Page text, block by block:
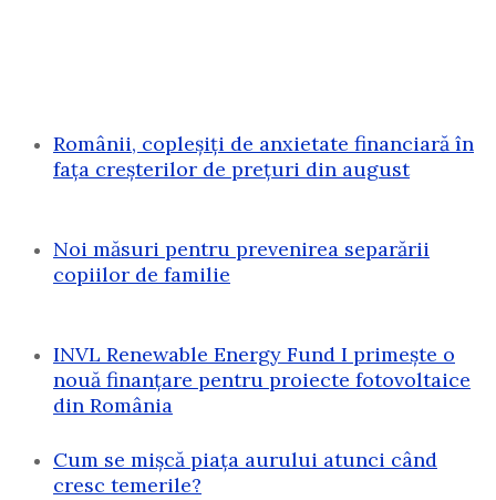
Românii, copleșiți de anxietate financiară în
fața creșterilor de prețuri din august
Noi măsuri pentru prevenirea separării
copiilor de familie
INVL Renewable Energy Fund I primește o
nouă finanțare pentru proiecte fotovoltaice
din România
Cum se mișcă piața aurului atunci când
cresc temerile?